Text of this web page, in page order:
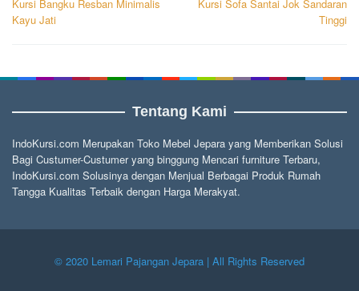
pos
Kursi Bangku Resban Minimalis
Kayu Jati
Kursi Sofa Santai Jok Sandaran
Tinggi
Tentang Kami
IndoKursi.com Merupakan Toko Mebel Jepara yang Memberikan Solusi
Bagi Custumer-Custumer yang binggung Mencari furniture Terbaru,
IndoKursi.com Solusinya dengan Menjual Berbagai Produk Rumah
Tangga Kualitas Terbaik dengan Harga Merakyat.
© 2020 Lemari Pajangan Jepara | All Rights Reserved